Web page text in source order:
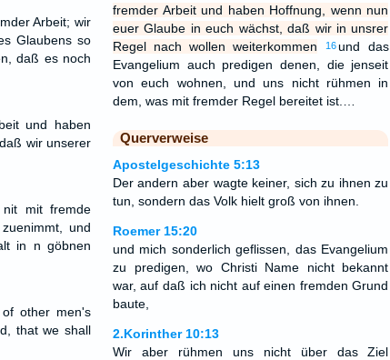
Arbeit; wir
Glaubens so
daß es noch
und haben
wir unserer
mit fremde
und
in n göbnen
other men's
that we shall
fremder Arbeit und haben Hoffnung, wenn nun
euer Glaube in euch wächst, daß wir in unsrer
Regel nach wollen weiterkommen
16und das
Evangelium auch predigen denen, die jenseit
von euch wohnen, und uns nicht rühmen in
dem, was mit fremder Regel bereitet ist.…
Querverweise
Apostelgeschichte 5:13
Der andern aber wagte keiner, sich zu ihnen zu
tun, sondern das Volk hielt groß von ihnen.
Roemer 15:20
und mich sonderlich geflissen, das Evangelium
zu predigen, wo Christi Name nicht bekannt
war, auf daß ich nicht auf einen fremden Grund
baute,
2.Korinther 10:13
Wir aber rühmen uns nicht über das Ziel